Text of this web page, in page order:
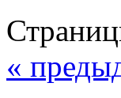
«